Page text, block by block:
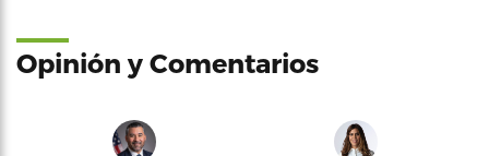
Opinión y Comentarios